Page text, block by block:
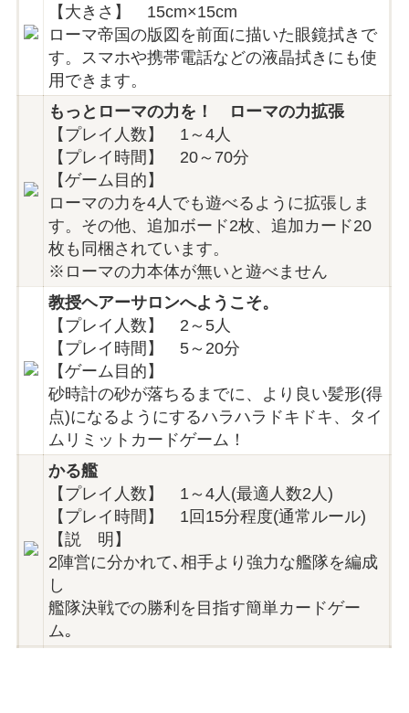
【大きさ】 15cm×15cm
ローマ帝国の版図を前面に描いた眼鏡拭きで
す。スマホや携帯電話などの液晶拭きにも使
用できます。
もっとローマの力を！ ローマの力拡張
【プレイ人数】 1～4人
【プレイ時間】 20～70分
【ゲーム目的】
ローマの力を4人でも遊べるように拡張しま
す。その他、追加ボード2枚、追加カード20
枚も同梱されています。
※ローマの力本体が無いと遊べません
教授ヘアーサロンへようこそ。
【プレイ人数】 2～5人
【プレイ時間】 5～20分
【ゲーム目的】
砂時計の砂が落ちるまでに、より良い髪形(得
点)になるようにするハラハラドキドキ、タイ
ムリミットカードゲーム！
かる艦
【プレイ人数】 1～4人(最適人数2人)
【プレイ時間】 1回15分程度(通常ルール)
【説 明】
2陣営に分かれて､相手より強力な艦隊を編成
し
艦隊決戦での勝利を目指す簡単カードゲー
ム｡